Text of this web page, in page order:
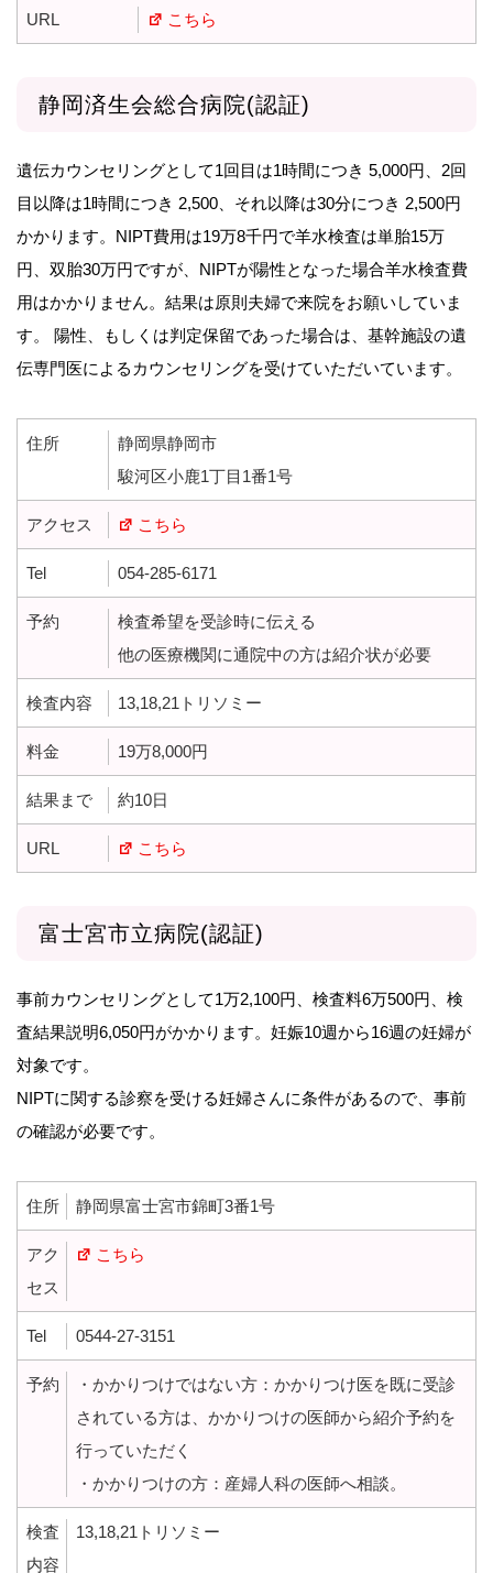
URL こちら
静岡済生会総合病院(認証)
遺伝カウンセリングとして1回目は1時間につき 5,000円、2回
目以降は1時間につき 2,500、それ以降は30分につき 2,500円
かかります。NIPT費用は19万8千円で羊水検査は単胎15万
円、双胎30万円ですが、NIPTが陽性となった場合羊水検査費
用はかかりません。結果は原則夫婦で来院をお願いしていま
す。 陽性、もしくは判定保留であった場合は、基幹施設の遺
伝専門医によるカウンセリングを受けていただいています。
住所
静岡県静岡市
駿河区小鹿1丁目1番1号
アクセス こちら
Tel 054-285-6171
予約
検査希望を受診時に伝える
他の医療機関に通院中の方は紹介状が必要
検査内容 13,18,21トリソミー
料金 19万8,000円
結果まで 約10日
URL こちら
富士宮市立病院(認証)
事前カウンセリングとして1万2,100円、検査料6万500円、検
査結果説明6,050円がかかります。妊娠10週から16週の妊婦が
対象です。
NIPTに関する診察を受ける妊婦さんに条件があるので、事前
の確認が必要です。
住所 静岡県富士宮市錦町3番1号
アク
セス
こちら
Tel 0544-27-3151
予約
・かかりつけではない方：かかりつけ医を既に受診
されている方は、かかりつけの医師から紹介予約を
行っていただく
・かかりつけの方：産婦人科の医師へ相談。
検査
内容
13,18,21トリソミー